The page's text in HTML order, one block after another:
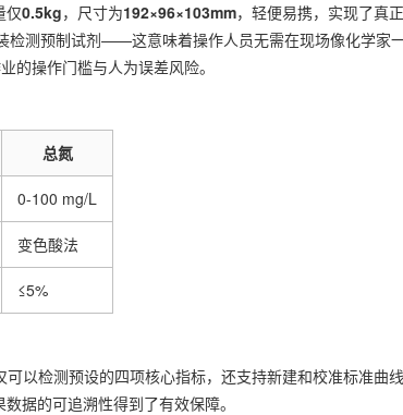
仅0.5kg，尺寸为192×96×103mm，轻便易携，实现了真
检测预制试剂——这意味着操作人员无需在现场像化学家
的操作门槛与人为误差风险。
总氮
0-100 mg/L
变色酸法
≤5%
以检测预设的四项核心指标，还支持新建和校准标准曲
据的可追溯性得到了有效保障。